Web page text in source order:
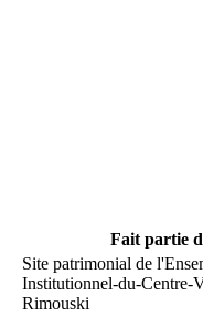
Fait partie
Site patrimonial de
Institutionnel-du-Centre-
Rimouski